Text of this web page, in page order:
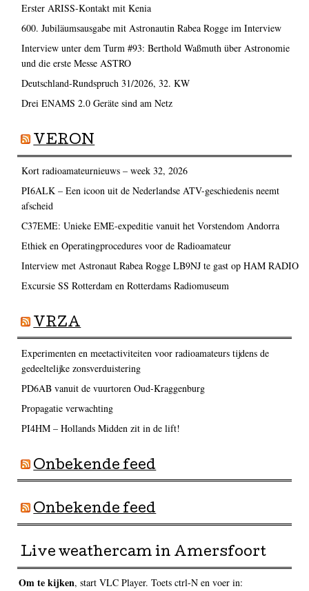
Erster ARISS-Kontakt mit Kenia
600. Jubiläumsausgabe mit Astronautin Rabea Rogge im Interview
Interview unter dem Turm #93: Berthold Waßmuth über Astronomie
und die erste Messe ASTRO
Deutschland-Rundspruch 31/2026, 32. KW
Drei ENAMS 2.0 Geräte sind am Netz
VERON
Kort radioamateurnieuws – week 32, 2026
PI6ALK – Een icoon uit de Nederlandse ATV-geschiedenis neemt
afscheid
C37EME: Unieke EME-expeditie vanuit het Vorstendom Andorra
Ethiek en Operatingprocedures voor de Radioamateur
Interview met Astronaut Rabea Rogge LB9NJ te gast op HAM RADIO
Excursie SS Rotterdam en Rotterdams Radiomuseum
VRZA
Experimenten en meetactiviteiten voor radioamateurs tijdens de
gedeeltelijke zonsverduistering
PD6AB vanuit de vuurtoren Oud-Kraggenburg
Propagatie verwachting
PI4HM – Hollands Midden zit in de lift!
Onbekende feed
Onbekende feed
Live weathercam in Amersfoort
Om te kijken, start VLC Player. Toets ctrl-N en voer in: